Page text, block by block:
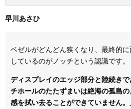
早川あさひ
ベゼルがどんどん狭くなり、最終的
しているのがノッチという認識です。
ディスプレイのエッジ部分と陸続き
チホールのたたずまいは絶海の孤島
感を拭い去ることができていません。